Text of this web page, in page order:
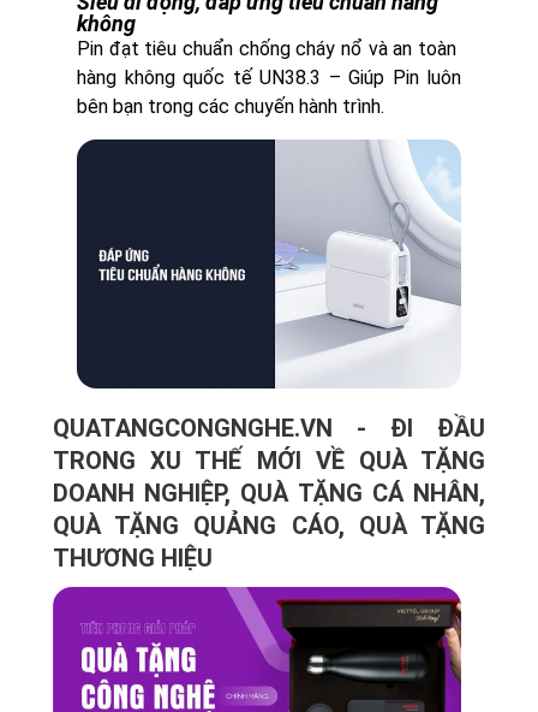
không
Pin đạt tiêu chuẩn chống cháy nổ và an toàn
hàng không quốc tế UN38.3 – Giúp Pin luôn
bên bạn trong các chuyến hành trình.
QUATANGCONGNGHE.VN - ĐI ĐẦU
TRONG XU THẾ MỚI VỀ QUÀ TẶNG
DOANH NGHIỆP, QUÀ TẶNG CÁ NHÂN,
QUÀ TẶNG QUẢNG CÁO, QUÀ TẶNG
THƯƠNG HIỆU